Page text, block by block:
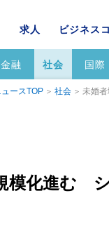
求人 ビジネス
金融 社会 国際
ュースTOP 社会 未婚
模化進む